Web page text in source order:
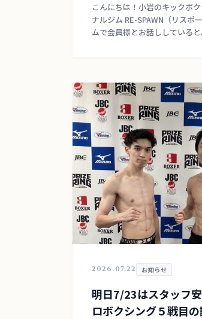
こんにちは！小岩のキックボ
ナルジム RE-SPAWN（リスポ
ムで会員様とお話ししている
2026.07.22 お知らせ
明日7/23はスタッフ
ロボクシング５戦目の